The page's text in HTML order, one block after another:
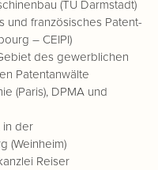
(TU Darmstadt)
und französisches Patent-
– CEIPI)
des gewerblichen
Patentanwälte
(Paris), DPMA und
in der
(Weinheim)
Reiser